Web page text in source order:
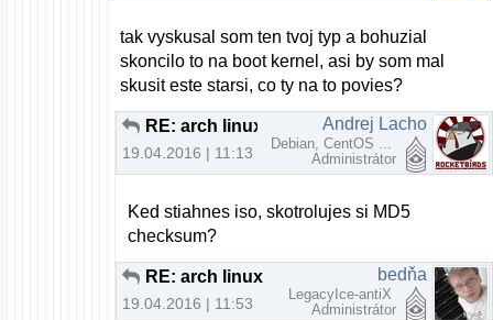
tak vyskusal som ten tvoj typ a bohuzial
skoncilo to na boot kernel, asi by som mal
skusit este starsi, co ty na to povies?
RE: arch linux
19.04.2016 | 11:13
Andrej Lacho
Debian, CentOS ...
Administrátor
Ked stiahnes iso, skotrolujes si MD5
checksum?
RE: arch linux
19.04.2016 | 11:53
bedňa
LegacyIce-antiX
Administrátor